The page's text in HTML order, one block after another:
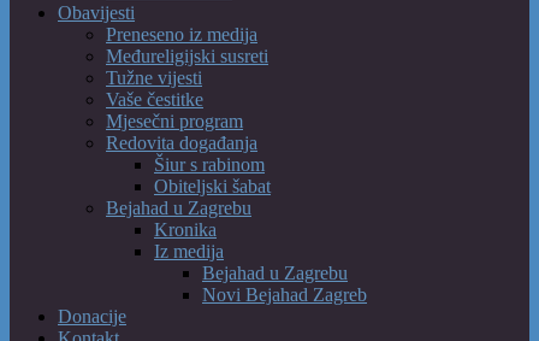
Obavijesti
Preneseno iz medija
Međureligijski susreti
Tužne vijesti
Vaše čestitke
Mjesečni program
Redovita događanja
Šiur s rabinom
Obiteljski šabat
Bejahad u Zagrebu
Kronika
Iz medija
Bejahad u Zagrebu
Novi Bejahad Zagreb
Donacije